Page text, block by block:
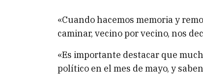
«Cuando hacemos memoria y
caminar, vecino por vecino, nos
«Es importante destacar que
político en el mes de mayo, y